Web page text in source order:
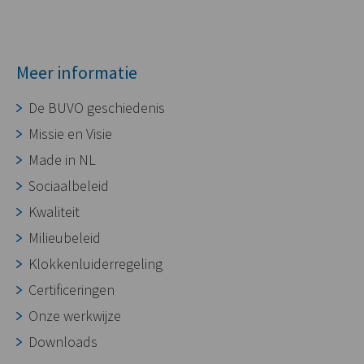
Meer informatie
De BUVO geschiedenis
Missie en Visie
Made in NL
Sociaalbeleid
Kwaliteit
Milieubeleid
Klokkenluiderregeling
Certificeringen
Onze werkwijze
Downloads